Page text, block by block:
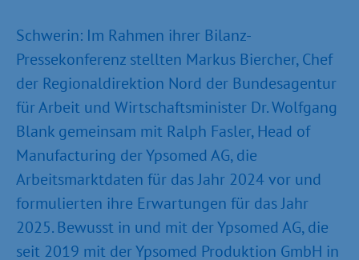
Schwerin: Im Rahmen ihrer Bilanz-
Pressekonferenz stellten Markus Biercher, Chef
der Regionaldirektion Nord der Bundesagentur
für Arbeit und Wirtschaftsminister Dr. Wolfgang
Blank gemeinsam mit Ralph Fasler, Head of
Manufacturing der Ypsomed AG, die
Arbeitsmarktdaten für das Jahr 2024 vor und
formulierten ihre Erwartungen für das Jahr
2025. Bewusst in und mit der Ypsomed AG, die
seit 2019 mit der Ypsomed Produktion GmbH in